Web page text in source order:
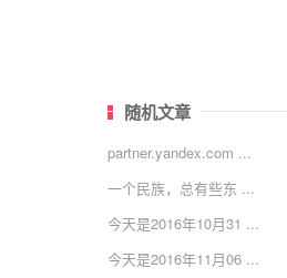
随机文章
partner.yandex.com ...
一个民族，总有些东 ...
今天是2016年10月31 ...
今天是2016年11月06 ...